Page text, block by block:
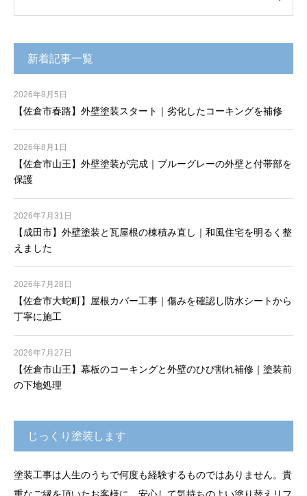
新着記事一覧
【佐倉市春路】外壁塗装スタート｜劣化したコーキングを補修
2026年8月5日
【佐倉市山王】外壁塗装が完成｜ブルーグレーの外壁と付帯部を
保護
2026年8月1日
【成田市】外壁塗装と瓦屋根の棟積み直し｜和風住宅を明るく整
えました
2026年7月31日
【佐倉市大蛇町】屋根カバー工事｜傷みを確認し防水シートから
丁寧に施工
2026年7月28日
【佐倉市山王】幕板のコーキングと外壁のひび割れ補修｜塗装前
の下地処理
2026年7月27日
じっくり塗装します
塗装工事は人生のうちで何度も経験するものではありません。貴